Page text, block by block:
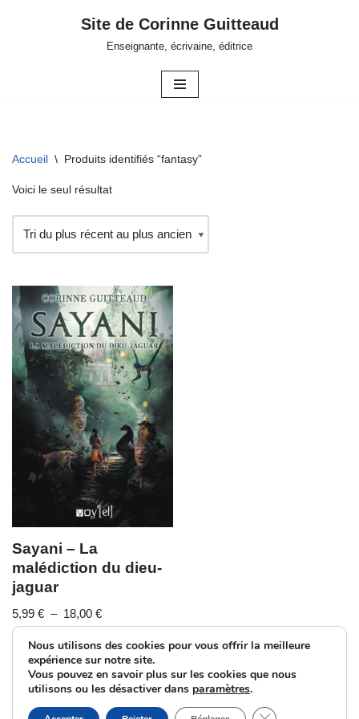
Site de Corinne Guitteaud
Enseignante, écrivaine, éditrice
Accueil \ Produits identifiés “fantasy”
Voici le seul résultat
Sayani – La
malédiction du dieu-
jaguar
5,99 € – 18,00 €
Nous utilisons des cookies pour vous offrir la meilleure
expérience sur notre site.
Vous pouvez en savoir plus sur les cookies que nous
utilisons ou les désactiver dans paramètres.
Fermer la